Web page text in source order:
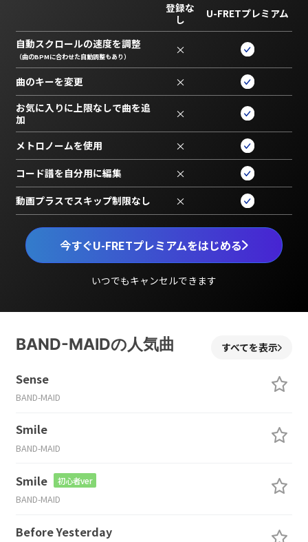
今すぐU-FRETプレミアムをはじめる
いつでもキャンセルできます
登録な
し
U-FRETプレミアム
自動スクロールの速度を調整
（曲のBPMに合わせた自動調整もあり） ×
曲のキーを変更 ×
お気に入りに上限なしで曲を追
加
×
メトロノームを使用 ×
コード譜を自分用に編集 ×
動画プラスでスキップ制限なし ×
BAND-MAIDの人気曲 すべてを表示
Sense
BAND-MAID
Smile
BAND-MAID
Smile 初心者ver
BAND-MAID
Before Yesterday